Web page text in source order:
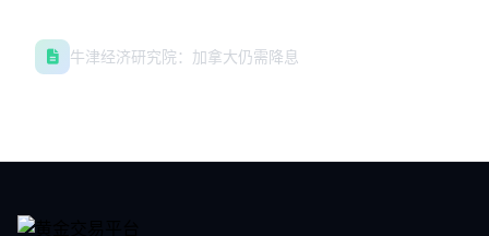
牛津经济研究院：加拿大仍需降息